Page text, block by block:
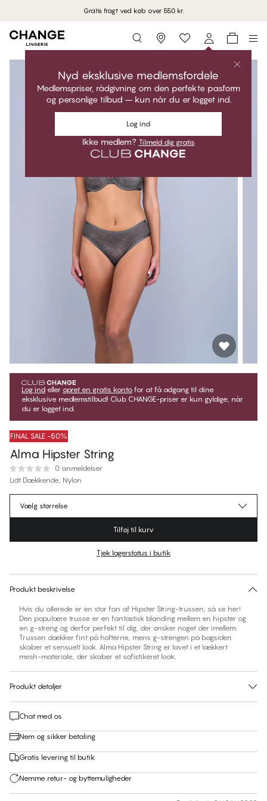
Gratis fragt ved køb over 550 kr.
Storefinder
Nyd eksklusive medlemsfordele
Medlemspriser, rådgivning om den perfekte pasform
og personlige tilbud – kun når du er logget ind.
Log ind
Ikke medlem? Tilmeld dig gratis
Log ind eller opret en gratis konto for at få adgang til dine
eksklusive medlemstilbud! Club CHANGE-priser er kun gyldige, når
du er logget ind.
FINAL SALE -50%
Alma Hipster String
0 anmeldelser
Lidt Dækkende, Nylon
230,00 kr.Normalpris
Ingen foreslåede størrelse for dette item
Vælg størrelse
Tilføj til kurv
Tjek lagerstatus i butik
Produkt beskrivelse
Hvis du allerede er en stor fan af Hipster String-trussen, så se her!
Den populære trusse er en fantastisk blanding mellem en hipster og
en g-streng og derfor perfekt til dig, der ønsker noget der imellem.
Trussen dækker fint på hofterne, mens g-strengen på bagsiden
skaber et sensuelt look. Alma Hipster String er lavet i et lækkert
mesh-materiale, der skaber et sofistikeret look.
Produkt detaljer
Chat med os
Nem og sikker betaling
Gratis levering til butik
Nemme retur- og byttemuligheder